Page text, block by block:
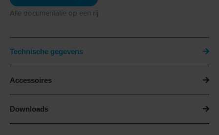
Alle documentatie op een rij
Technische gegevens
Accessoires
Downloads